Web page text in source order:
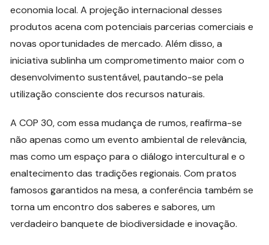
economia local. A projeção internacional desses
produtos acena com potenciais parcerias comerciais e
novas oportunidades de mercado. Além disso, a
iniciativa sublinha um comprometimento maior com o
desenvolvimento sustentável, pautando-se pela
utilização consciente dos recursos naturais.
A COP 30, com essa mudança de rumos, reafirma-se
não apenas como um evento ambiental de relevância,
mas como um espaço para o diálogo intercultural e o
enaltecimento das tradições regionais. Com pratos
famosos garantidos na mesa, a conferência também se
torna um encontro dos saberes e sabores, um
verdadeiro banquete de biodiversidade e inovação.